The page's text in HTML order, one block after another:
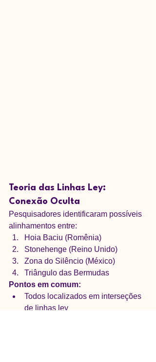
Teoria das Linhas Ley:
Conexão Oculta
Pesquisadores identificaram possíveis
alinhamentos entre:
Hoia Baciu (Romênia)
Stonehenge (Reino Unido)
Zona do Silêncio (México)
Triângulo das Bermudas
Pontos em comum:
Todos localizados em interseções
de linhas ley